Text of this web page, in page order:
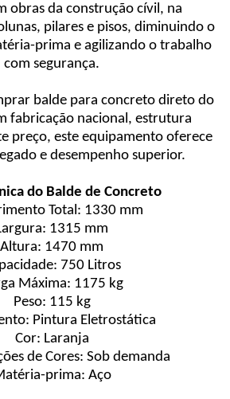
obras da construção cívil, na
pilares e pisos, diminuindo o
prima e agilizando o trabalho
com segurança.
balde para concreto direto do
fabricação nacional, estrutura
preço, este equipamento oferece
e desempenho superior.
do Balde de Concreto
Total: 1330 mm
1315 mm
Altura: 1470 mm
750 Litros
Máxima: 1175 kg
Peso: 115 kg
Pintura Eletrostática
Cor: Laranja
de Cores: Sob demanda
prima: Aço